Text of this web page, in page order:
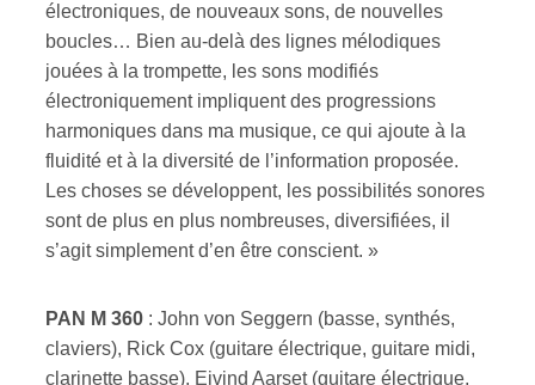
électroniques, de nouveaux sons, de nouvelles
boucles… Bien au-delà des lignes mélodiques
jouées à la trompette, les sons modifiés
électroniquement impliquent des progressions
harmoniques dans ma musique, ce qui ajoute à la
fluidité et à la diversité de l’information proposée.
Les choses se développent, les possibilités sonores
sont de plus en plus nombreuses, diversifiées, il
s’agit simplement d’en être conscient. »
PAN M 360 : John von Seggern (basse, synthés,
claviers), Rick Cox (guitare électrique, guitare midi,
clarinette basse), Eivind Aarset (guitare électrique,